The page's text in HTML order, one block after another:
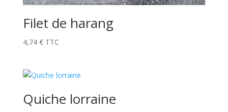
Filet de harang
4,74 € TTC
Quiche lorraine